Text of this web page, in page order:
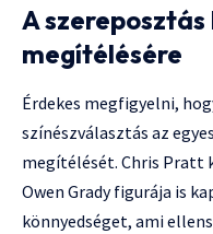
A
megítélésére
Érdekes megfigyelni,
színészválasztás az
megítélését. Chris Pratt
Owen Grady figurája is
könnyedséget, ami